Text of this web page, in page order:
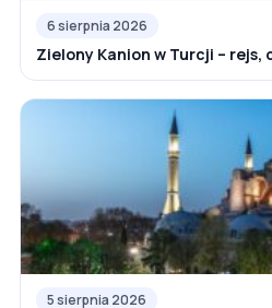
6 sierpnia 2026
Zielony Kanion w Turcji – rejs,
5 sierpnia 2026